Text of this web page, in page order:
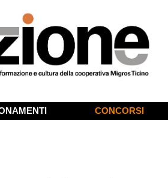
CONCORSI